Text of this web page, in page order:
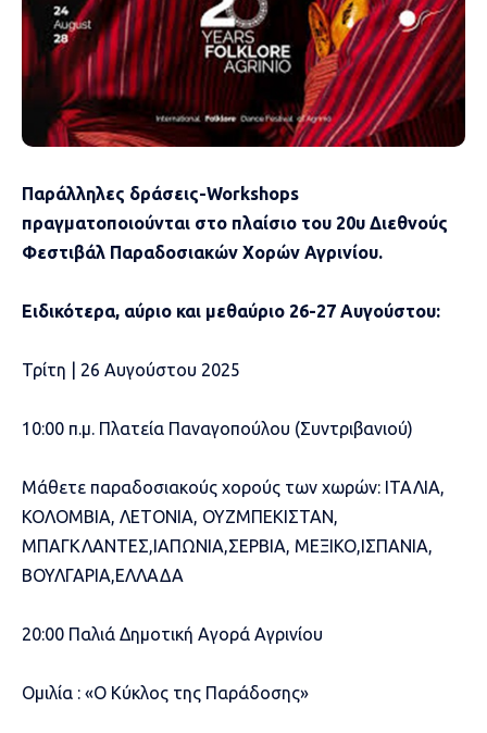
Παράλληλες δράσεις-Workshops
πραγματοποιούνται στο πλαίσιο του 20υ Διεθνούς
Φεστιβάλ Παραδοσιακών Χορών Αγρινίου.
Ειδικότερα, αύριο και μεθαύριο 26-27 Αυγούστου:
Τρίτη | 26 Αυγούστου 2025
10:00 π.μ. Πλατεία Παναγοπούλου (Συντριβανιού)
Μάθετε παραδοσιακούς χορούς των χωρών: ΙΤΑΛΙΑ,
ΚΟΛΟΜΒΙΑ, ΛΕΤΟΝΙΑ, ΟΥΖΜΠΕΚΙΣΤΑΝ,
ΜΠΑΓΚΛΑΝΤΕΣ,ΙΑΠΩΝΙΑ,ΣΕΡΒΙΑ, ΜΕΞΙΚΟ,ΙΣΠΑΝΙΑ,
ΒΟΥΛΓΑΡΙΑ,ΕΛΛΑΔΑ
20:00 Παλιά Δημοτική Αγορά Αγρινίου
Ομιλία : «Ο Κύκλος της Παράδοσης»